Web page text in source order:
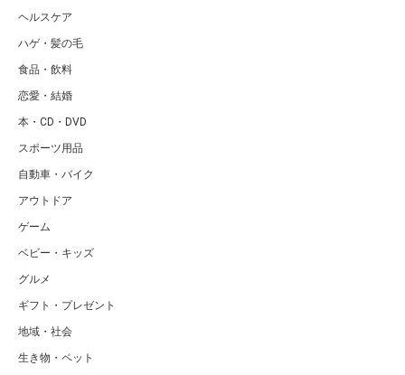
ヘルスケア
ハゲ・髪の毛
食品・飲料
恋愛・結婚
本・CD・DVD
スポーツ用品
自動車・バイク
アウトドア
ゲーム
ベビー・キッズ
グルメ
ギフト・プレゼント
地域・社会
生き物・ペット